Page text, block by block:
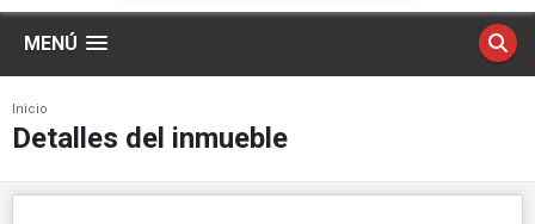
MENÚ
Inicio
Detalles del inmueble